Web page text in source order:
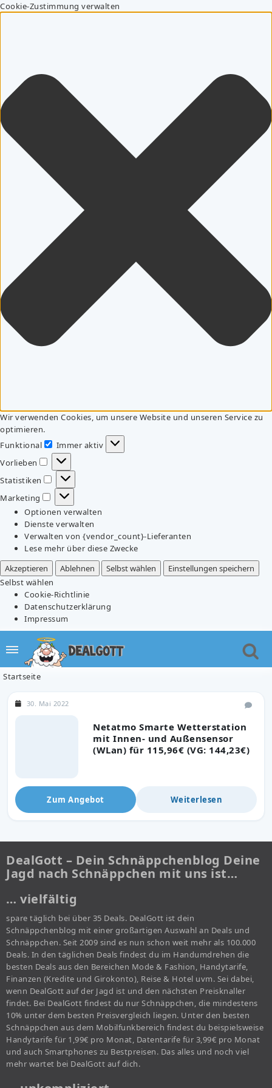
Cookie-Zustimmung verwalten
Wir verwenden Cookies, um unsere Website und unseren Service zu
optimieren.
Funktional
Funktional
Immer aktiv
Vorlieben
Vorlieben
Statistiken
Statistiken
Marketing
Marketing
Optionen verwalten
Dienste verwalten
Verwalten von {vendor_count}-Lieferanten
Lese mehr über diese Zwecke
Akzeptieren
Ablehnen Selbst wählen
Einstellungen speichern
Selbst wählen
Cookie-Richtlinie
Datenschutzerklärung
Impressum
Startseite
Netatmo Smarte Wetterstation
mit Innen- und Außensensor
(WLan) für 115,96€ (VG: 144,23€)
30. Mai 2022
Zum Angebot Weiterlesen
DealGott – Dein Schnäppchenblog Deine
Jagd nach Schnäppchen mit uns ist…
… vielfältig
spare täglich bei über 35 Deals. DealGott ist dein
Schnäppchenblog mit einer großartigen Auswahl an Deals und
Schnäppchen. Seit 2009 sind es nun schon weit mehr als 100.000
Deals. In den täglichen Deals findest du im Handumdrehen die
besten Deals aus den Bereichen Mode & Fashion, Handytarife,
Finanzen (Kredite und Girokonto), Reise & Hotel uvm. Sei dabei,
wenn DealGott auf der Jagd ist und den nächsten Preisknaller
findet. Bei DealGott findest du nur Schnäppchen, die mindestens
10% unter dem besten Preisvergleich liegen. Unter den besten
Schnäppchen aus dem Mobilfunkbereich findest du beispielsweise
Handytarife für 1,99€ pro Monat, Datentarife für 3,99€ pro Monat
und auch Smartphones zu Bestpreisen. Das alles und noch viel
mehr wartet bei DealGott auf dich.